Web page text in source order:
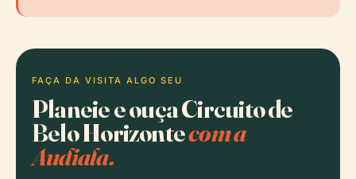
FAÇA DA VISITA ALGO SEU
Planeie e ouça Circuito de
Belo Horizontecom a
Audiala.